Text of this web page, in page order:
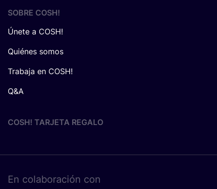
SOBRE COSH!
Únete a COSH!
Quiénes somos
Trabaja en COSH!
Q&A
COSH! TARJETA REGALO
En cola­bo­ra­ción con